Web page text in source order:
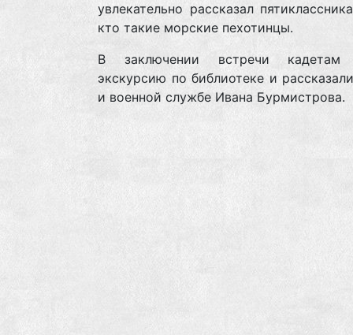
увлекательно рассказал
кто такие морские пехотинцы.
В заключении встречи кадетам
экскурсию по библиотеке и
и военной службе Ивана Бурмистрова.